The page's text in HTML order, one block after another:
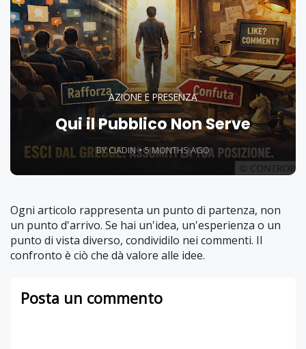
AZIONE E PRESENZA
Qui il Pubblico Non Serve
BY CIADIN 5 MONTHS AGO
Ogni articolo rappresenta un punto di partenza, non
un punto d'arrivo. Se hai un'idea, un'esperienza o un
punto di vista diverso, condividilo nei commenti. Il
confronto è ciò che dà valore alle idee.
Posta un commento